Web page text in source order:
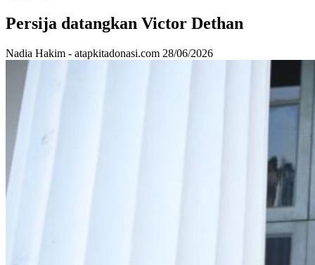
Persija datangkan Victor Dethan
Nadia Hakim - atapkitadonasi.com 28/06/2026